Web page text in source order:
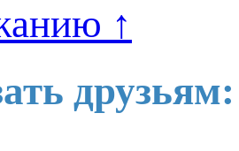
↑
друзьям: